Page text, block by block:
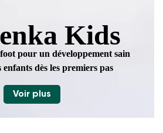
Kids
pour un développement sain
enfants dès les premiers pas
Voir plus